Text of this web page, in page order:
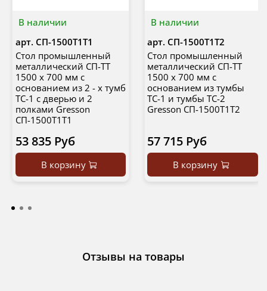
В наличии
арт. СП-1500Т1Т1
Стол промышленный
металлический СП-ТТ
1500 х 700 мм с
основанием из 2 - х тумб
ТС-1 с дверью и 2
полками Gresson
СП-1500Т1Т1
53 835 Руб
В корзину
В наличии
арт. СП-1500Т1Т2
Стол промышленный
металлический СП-ТТ
1500 х 700 мм с
основанием из тумбы
ТС-1 и тумбы ТС-2
Gresson СП-1500Т1Т2
57 715 Руб
В корзину
Отзывы на товары